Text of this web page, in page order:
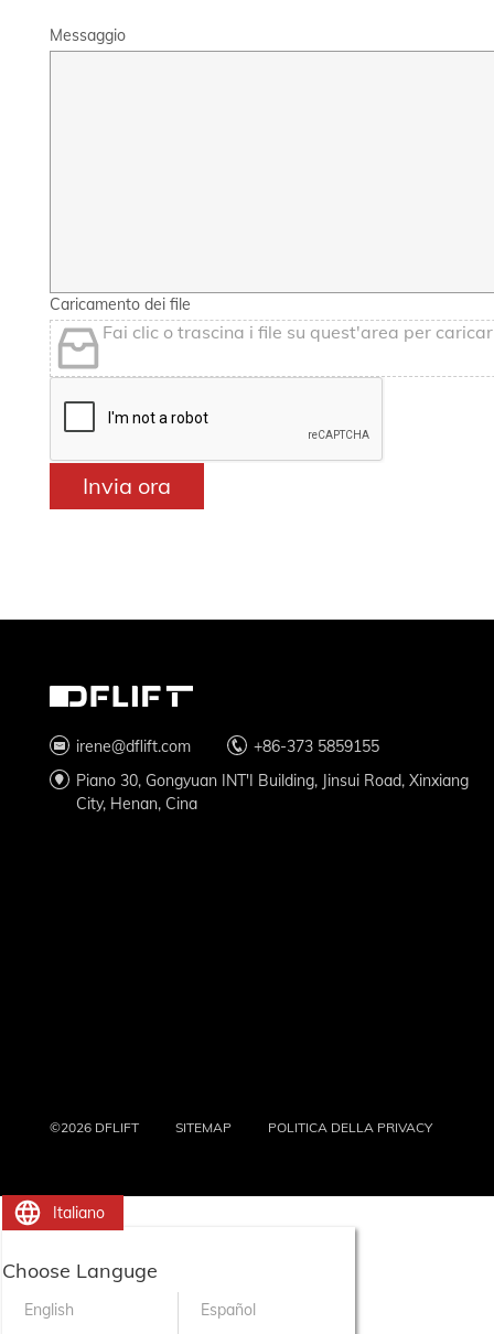
Messaggio
Caricamento dei file
Fai clic o trascina i file su quest'area per
Invia ora
irene@dflift.com
+86-373 5859155
Piano 30, Gongyuan INT'I Building, Jinsui Road, Xinxiang
City, Henan, Cina
©2026 DFLIFT SITEMAP POLITICA DELLA PRIVACY
Italiano
Choose Languge
English
Español